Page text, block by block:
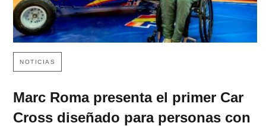
NOTICIAS
Marc Roma presenta el primer Car
Cross diseñado para personas con